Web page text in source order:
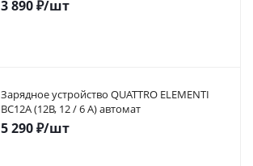
3 890₽/шт
Зарядное устройство QUATTRO ELEMENTI
BC12A (12В, 12 / 6 А) автомат
5 290₽/шт